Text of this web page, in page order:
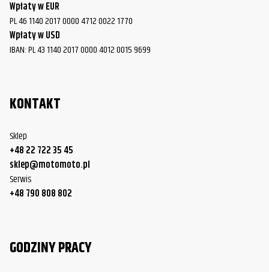
Wpłaty w EUR
PL 46 1140 2017 0000 4712 0022 1770
Wpłaty w USD
IBAN: PL 43 1140 2017 0000 4012 0015 9699
KONTAKT
Sklep
+48 22 722 35 45
sklep@motomoto.pl
Serwis
+48 790 808 802
GODZINY PRACY